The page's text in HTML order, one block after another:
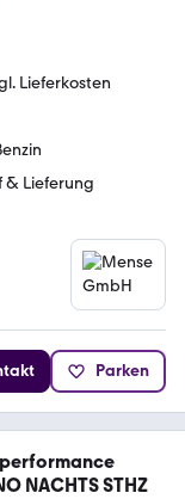
Lieferkosten
& Lieferung
Parken
performance
NACHTS STHZ